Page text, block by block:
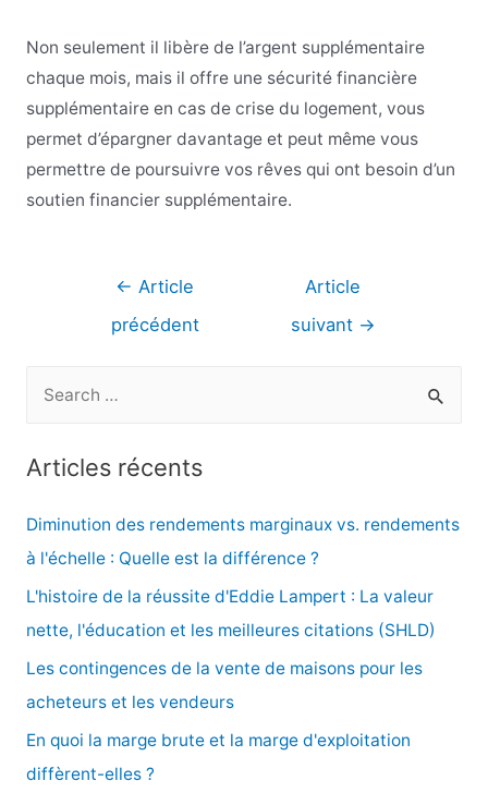
Non seulement il libère de l’argent supplémentaire
chaque mois, mais il offre une sécurité financière
supplémentaire en cas de crise du logement, vous
permet d’épargner davantage et peut même vous
permettre de poursuivre vos rêves qui ont besoin d’un
soutien financier supplémentaire.
Navigation
l’article
← Article
précédent
Article
suivant →
e
r
c
Articles récents
Diminution des rendements marginaux vs. rendements
à l'échelle : Quelle est la différence ?
L'histoire de la réussite d'Eddie Lampert : La valeur
nette, l'éducation et les meilleures citations (SHLD)
Les contingences de la vente de maisons pour les
acheteurs et les vendeurs
En quoi la marge brute et la marge d'exploitation
diffèrent-elles ?